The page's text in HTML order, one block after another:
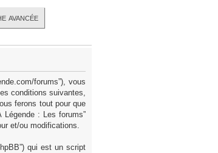
forums”), vous
conditions suivantes,
ferons tout pour que
Légende : Les forums”
et/ou modifications.
qui est un script